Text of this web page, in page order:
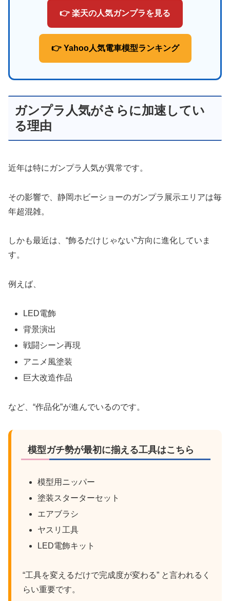
👉 楽天の人気ガンプラを見る
👉 Yahoo人気電車模型ランキング
ガンプラ人気がさらに加速してい
る理由
近年は特にガンプラ人気が異常です。
その影響で、静岡ホビーショーのガンプラ展示エリアは毎
年超混雑。
しかも最近は、“飾るだけじゃない”方向に進化していま
す。
例えば、
LED電飾
背景演出
戦闘シーン再現
アニメ風塗装
巨大改造作品
など、“作品化”が進んでいるのです。
模型ガチ勢が最初に揃える工具はこちら
模型用ニッパー
塗装スターターセット
エアブラシ
ヤスリ工具
LED電飾キット
“工具を変えるだけで完成度が変わる” と言われるく
らい重要です。